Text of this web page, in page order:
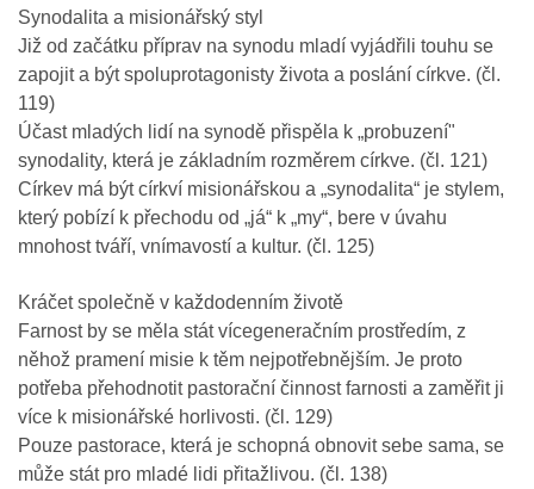
Synodalita a misionářský styl
Již od začátku příprav na synodu mladí vyjádřili touhu se
zapojit a být spoluprotagonisty života a poslání církve. (čl.
119)
Účast mladých lidí na synodě přispěla k „probuzení"
synodality, která je základním rozměrem církve. (čl. 121)
Církev má být církví misionářskou a „synodalita“ je stylem,
který pobízí k přechodu od „já“ k „my“, bere v úvahu
mnohost tváří, vnímavostí a kultur. (čl. 125)
Kráčet společně v každodenním životě
Farnost by se měla stát vícegeneračním prostředím, z
něhož pramení misie k těm nejpotřebnějším. Je proto
potřeba přehodnotit pastorační činnost farnosti a zaměřit ji
více k misionářské horlivosti. (čl. 129)
Pouze pastorace, která je schopná obnovit sebe sama, se
může stát pro mladé lidi přitažlivou. (čl. 138)